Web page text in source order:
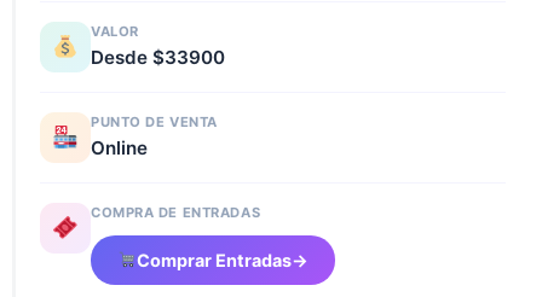
VALOR
Desde $33900
PUNTO DE VENTA
Online
COMPRA DE ENTRADAS
Comprar Entradas→